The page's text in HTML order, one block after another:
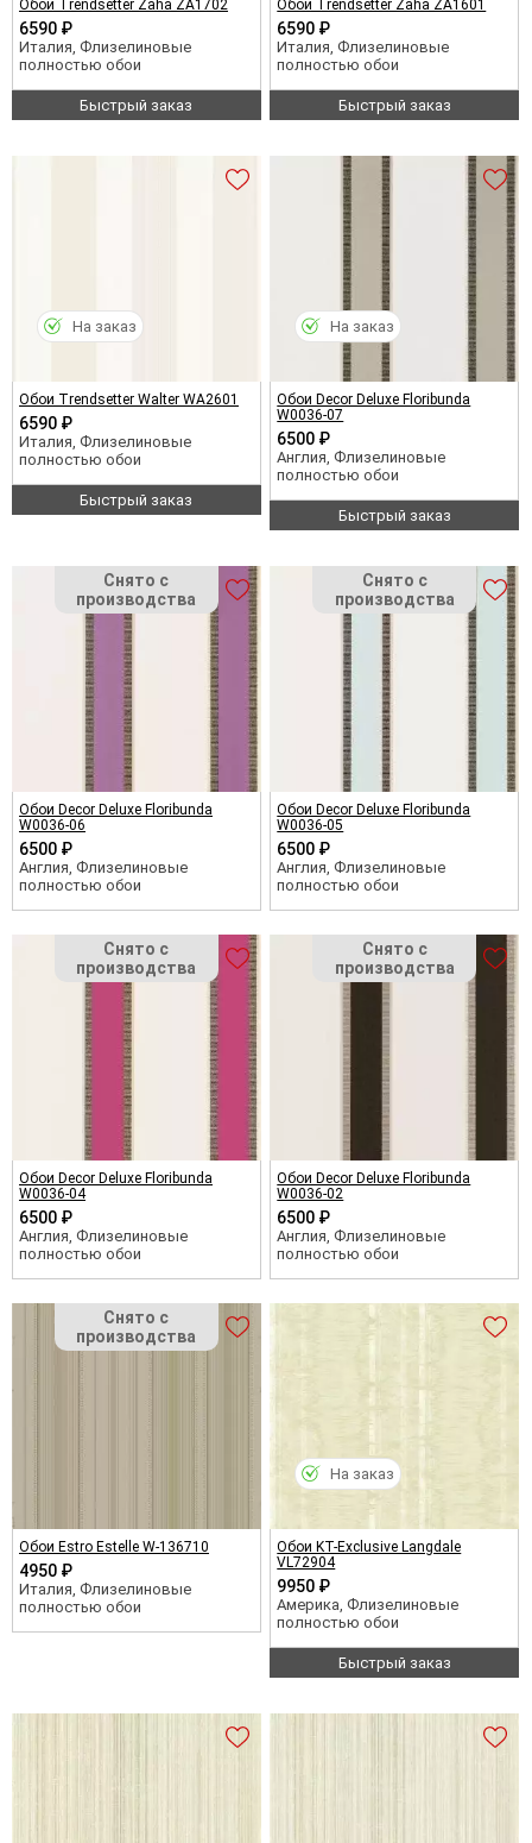
Обои Trendsetter Zaha ZA1702
6590 ₽
Италия, Флизелиновые
полностью обои
Быстрый заказ
Обои Trendsetter Zaha ZA1601
6590 ₽
Италия, Флизелиновые
полностью обои
Быстрый заказ
Обои Trendsetter Walter WA2601
6590 ₽
Италия, Флизелиновые
полностью обои
Быстрый заказ
На заказ
Обои Decor Deluxe Floribunda
W0036-07
6500 ₽
Англия, Флизелиновые
полностью обои
Быстрый заказ
На заказ
Обои Decor Deluxe Floribunda
W0036-06
6500 ₽
Англия, Флизелиновые
полностью обои
Обои Decor Deluxe Floribunda
W0036-05
6500 ₽
Англия, Флизелиновые
полностью обои
Обои Decor Deluxe Floribunda
W0036-04
6500 ₽
Англия, Флизелиновые
полностью обои
Обои Decor Deluxe Floribunda
W0036-02
6500 ₽
Англия, Флизелиновые
полностью обои
Обои Estro Estelle W-136710
4950 ₽
Италия, Флизелиновые
полностью обои
Обои KT-Exclusive Langdale
VL72904
9950 ₽
Америка, Флизелиновые
полностью обои
Быстрый заказ
На заказ